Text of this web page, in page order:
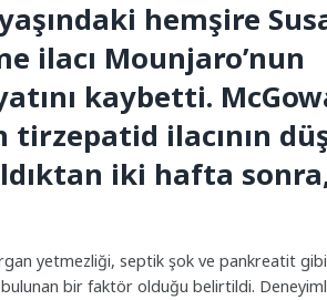
hemşire
ilacı Mounjaro’nun
kaybetti.
tirzepatid ilacının
iki hafta
yetmezliği, septik şok ve pankreatit
bulunan bir faktör olduğu belirtildi.